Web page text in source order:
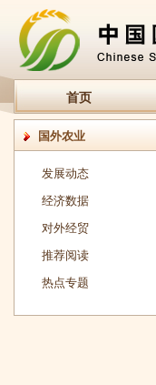
首页
国外农业
发展动态
经济数据
对外经贸
推荐阅读
热点专题